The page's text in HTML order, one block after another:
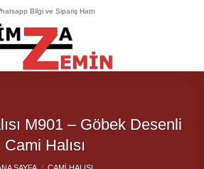
Bilgi ve Sipariş Hattı
M901 – Göbek Desenli
Cami Halısı